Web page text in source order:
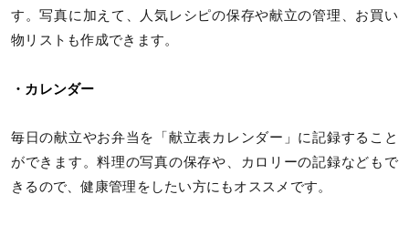
す。写真に加えて、人気レシピの保存や献立の管理、お買い
物リストも作成できます。
・カレンダー
毎日の献立やお弁当を「献立表カレンダー」に記録すること
ができます。料理の写真の保存や、カロリーの記録などもで
きるので、健康管理をしたい方にもオススメです。